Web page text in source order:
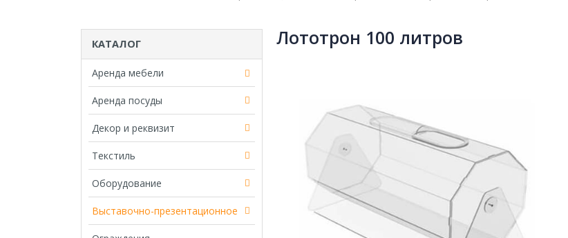
Лототрон 100 литров
КАТАЛОГ
Аренда мебели
Аренда посуды
Декор и реквизит
Текстиль
Оборудование
Выставочно-презентационное